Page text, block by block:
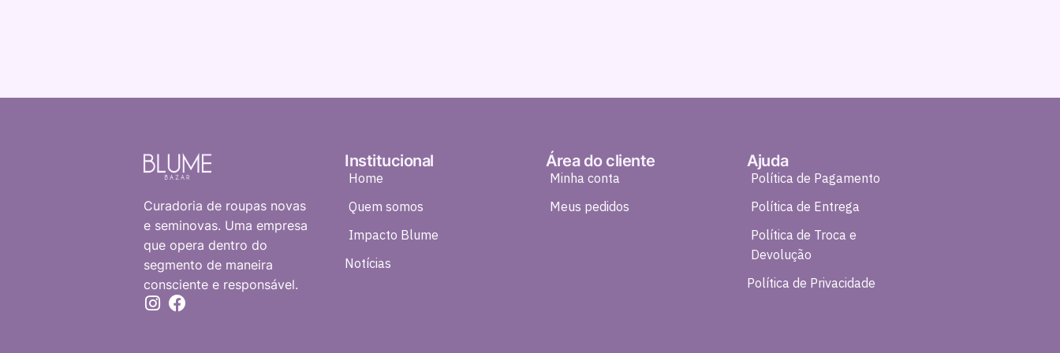
Curadoria de roupas novas
e seminovas. Uma empresa
que opera dentro do
segmento de maneira
consciente e responsável.
Institucional
Home
Quem somos
Impacto Blume
Notícias
Área do cliente
Minha conta
Meus pedidos
Ajuda
Política de Pagamento
Política de Entrega
Política de Troca e
Devolução
Política de Privacidade